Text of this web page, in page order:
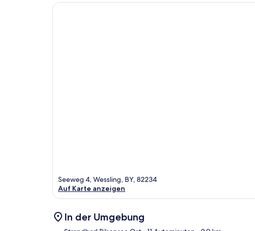
Seeweg 4, Wessling, BY, 82234
Auf Karte anzeigen
In der Umgebung